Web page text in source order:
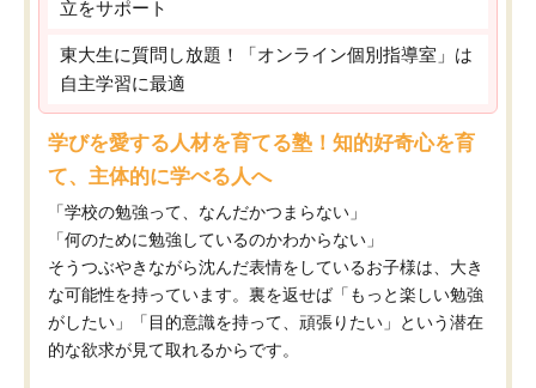
立をサポート
東大生に質問し放題！「オンライン個別指導室」は
自主学習に最適
学びを愛する人材を育てる塾！知的好奇心を育
て、主体的に学べる人へ
「学校の勉強って、なんだかつまらない」
「何のために勉強しているのかわからない」
そうつぶやきながら沈んだ表情をしているお子様は、大き
な可能性を持っています。裏を返せば「もっと楽しい勉強
がしたい」「目的意識を持って、頑張りたい」という潜在
的な欲求が見て取れるからです。